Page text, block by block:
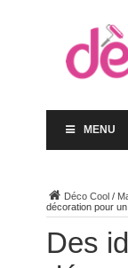
MENU
Déco Cool/
décoration pour
Des